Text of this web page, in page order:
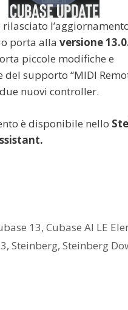
rilasciato
porta alla versione
piccole modifiche e
del supporto “MIDI
nuovi controller.
è disponibile nello
13,Cubase AI LE
, Steinberg, Steinberg